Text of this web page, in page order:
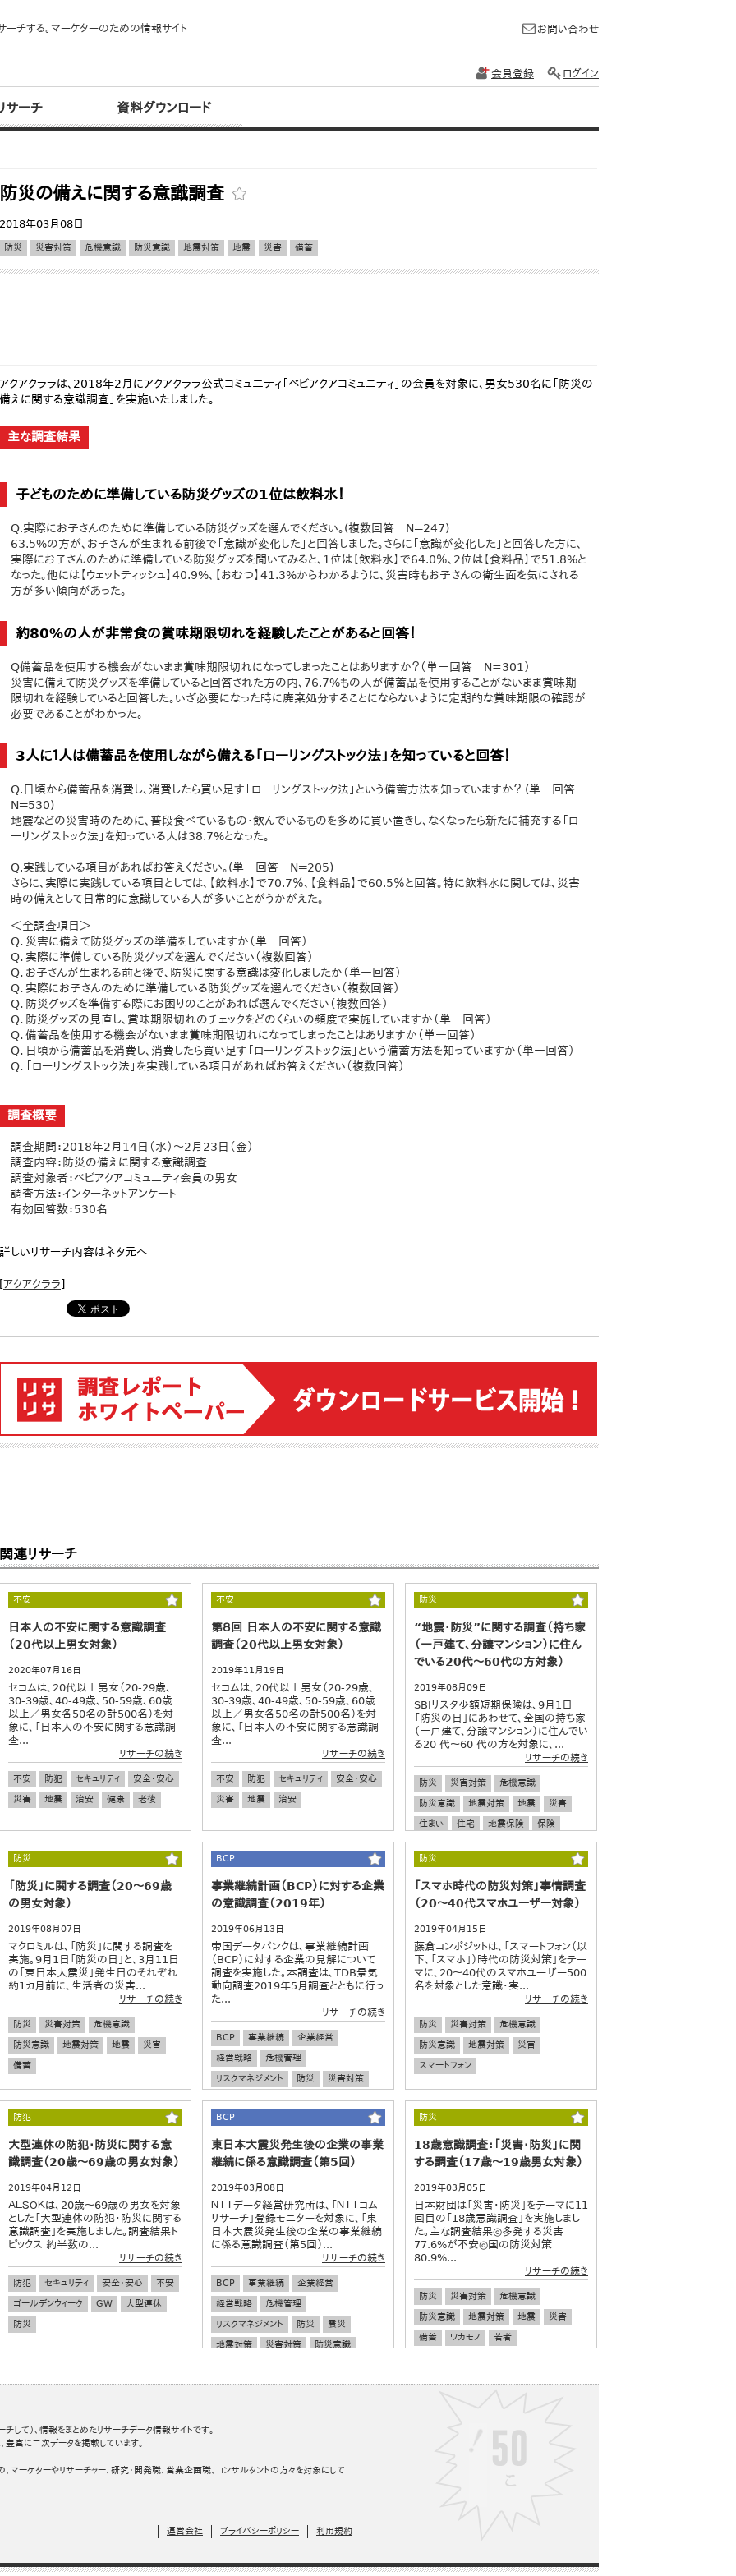
ーチする。マーケターのための情報サイト
サーチ 資料ダウンロード
お問い合わせ
会員登録 ログイン
防災の備えに関する意識調査
2018年03月08日
防災 災害対策 危機意識 防災意識 地震対策 地震 災害 備蓄
アクアクララは、2018年2月にアクアクララ公式コミュ二ティ「ベビアクアコミュニティ」の会員を対象に、男女530名に「防災の
備えに関する意識調査」を実施いたしました。
主な調査結果
子どものために準備している防災グッズの1位は飲料水！
Q.実際にお子さんのために準備している防災グッズを選んでください。(複数回答 N＝247)
63.5%の方が、お子さんが生まれる前後で「意識が変化した」と回答しました。さらに「意識が変化した」と回答した方に、
実際にお子さんのために準備している防災グッズを聞いてみると、1位は【飲料水】で64.0％、2位は【食料品】で51.8%と
なった。他には【ウェットティッシュ】40.9%、【おむつ】41.3%からわかるように、災害時もお子さんの衛生面を気にされる
方が多い傾向があった。
約80%の人が非常食の賞味期限切れを経験したことがあると回答！
Q備蓄品を使用する機会がないまま賞味期限切れになってしまったことはありますか？（単一回答 N=301）
災害に備えて防災グッズを準備していると回答された方の内、76.7%もの人が備蓄品を使用することがないまま賞味期
限切れを経験していると回答した。いざ必要になった時に廃棄処分することにならないように定期的な賞味期限の確認が
必要であることがわかった。
3人に１人は備蓄品を使用しながら備える「ローリングストック法」を知っていると回答！
Q.日頃から備蓄品を消費し、消費したら買い足す「ローリングストック法」という備蓄方法を知っていますか？ (単一回答
N＝530)
地震などの災害時のために、普段食べているもの・飲んでいるものを多めに買い置きし、なくなったら新たに補充する「ロ
ーリングストック法」を知っている人は38.7%となった。
Q.実践している項目があればお答えください。(単一回答 N＝205)
さらに、実際に実践している項目としては、【飲料水】で70.7％、【食料品】で60.5％と回答。特に飲料水に関しては、災害
時の備えとして日常的に意識している人が多いことがうかがえた。
＜全調査項目＞
Q．災害に備えて防災グッズの準備をしていますか（単一回答）
Q．実際に準備している防災グッズを選んでください（複数回答）
Q．お子さんが生まれる前と後で、防災に関する意識は変化しましたか（単一回答）
Q．実際にお子さんのために準備している防災グッズを選んでください（複数回答）
Q．防災グッズを準備する際にお困りのことがあれば選んでください（複数回答）
Q．防災グッズの見直し、賞味期限切れのチェックをどのくらいの頻度で実施していますか（単一回答）
Q．備蓄品を使用する機会がないまま賞味期限切れになってしまったことはありますか（単一回答）
Q．日頃から備蓄品を消費し、消費したら買い足す「ローリングストック法」という備蓄方法を知っていますか（単一回答）
Q．「ローリングストック法」を実践している項目があればお答えください（複数回答）
調査概要
調査期間：2018年2月14日（水）～2月23日（金）
調査内容：防災の備えに関する意識調査
調査対象者：ベビアクアコミュニティ会員の男女
調査方法：インターネットアンケート
有効回答数：530名
詳しいリサーチ内容はネタ元へ
[アクアクララ]
関連リサーチ
不安
日本人の不安に関する意識調査
（20代以上男女対象）
2020年07月16日
セコムは、20代以上男女（20-29歳、
30-39歳、40-49歳、50-59歳、60歳
以上／男女各50名の計500名）を対
象に、「日本人の不安に関する意識調
査...
リサーチの続き
不安 防犯 セキュリティ
安全・安心
災害
地震 治安 健康 老後
不安
第８回 日本人の不安に関する意識
調査（20代以上男女対象）
2019年11月19日
セコムは、20代以上男女（20-29歳、
30-39歳、40-49歳、50-59歳、60歳
以上／男女各50名の計500名）を対
象に、「日本人の不安に関する意識調
査...
リサーチの続き
不安 防犯 セキュリティ
安全・安心
災害
地震 治安
防災
“地震・防災”に関する調査（持ち家
（一戸建て、分譲マンション）に住ん
でいる20代～60代の方対象）
2019年08月09日
SBIリスタ少額短期保険は、9月1日
「防災の日」にあわせて、全国の持ち家
（一戸建て、分譲マンション）に住んでい
る20 代～60 代の方を対象に、...
リサーチの続き
防災 災害対策
危機意識
防災意識
地震対策 地震
災害
住まい
住宅 地震保険 保険
防災
「防災」に関する調査（20～69歳
の男女対象）
2019年08月07日
マクロミルは、「防災」に関する調査を
実施。9月1日「防災の日」と、3月11日
の「東日本大震災」発生日のそれぞれ
約1カ月前に、生活者の災害...
リサーチの続き
防災 災害対策
危機意識
防災意識
地震対策 地震
災害
備蓄
BCP
事業継続計画（BCP）に対する企業
の意識調査（2019年）
2019年06月13日
帝国データバンクは、事業継続計画
（BCP）に対する企業の見解について
調査を実施した。本調査は、TDB景気
動向調査2019年5月調査とともに行っ
た...
リサーチの続き
BCP 事業継続
企業経営
経営戦略
危機管理
リスクマネジメント
防災 災害対策
防災
「スマホ時代の防災対策」事情調査
（20～40代スマホユーザー対象）
2019年04月15日
藤倉コンポジットは、「スマートフォン（以
下、「スマホ」）時代の防災対策」をテー
マに、20～40代のスマホユーザー500
名を対象とした意識・実...
リサーチの続き
防災 災害対策
危機意識
防災意識
地震対策
災害
スマートフォン
防犯
大型連休の防犯・防災に関する意
識調査（20歳～69歳の男女対象）
2019年04月12日
ＡＬＳＯＫは、20歳～69歳の男女を対象
とした「大型連休の防犯・防災に関する
意識調査」を実施しました。調査結果ト
ピックス 約半数の...
リサーチの続き
防犯 セキュリティ 安全・安心
不安
ゴールデンウィーク
GW
大型連休
防災
BCP
東日本大震災発生後の企業の事業
継続に係る意識調査（第5回）
2019年03月08日
ＮＴＴデータ経営研究所は、「ＮＴＴコム
リサーチ」登録モニターを対象に、「東
日本大震災発生後の企業の事業継続
に係る意識調査（第5回）...
リサーチの続き
BCP 事業継続
企業経営
経営戦略
危機管理
リスクマネジメント
防災
震災
地震対策
災害対策 防災意識
防災
18歳意識調査：「災害・防災」に関
する調査（17歳～19歳男女対象）
2019年03月05日
日本財団は「災害・防災」をテーマに11
回目の「18歳意識調査」を実施しまし
た。主な調査結果​◎多発する災害
77.6%が不安◎国の防災対策
80.9%...
リサーチの続き
防災 災害対策
危機意識
防災意識
地震対策 地震
災害
備蓄
ワカモノ 若者
して）、情報をまとめたリサーチデータ情報サイトです。
富に二次データを掲載しています。
マーケターやリサーチャー、研究・開発職、営業企画職、コンサルタントの方々を対象にして
利用規約
プライバシーポリシー
運営会社